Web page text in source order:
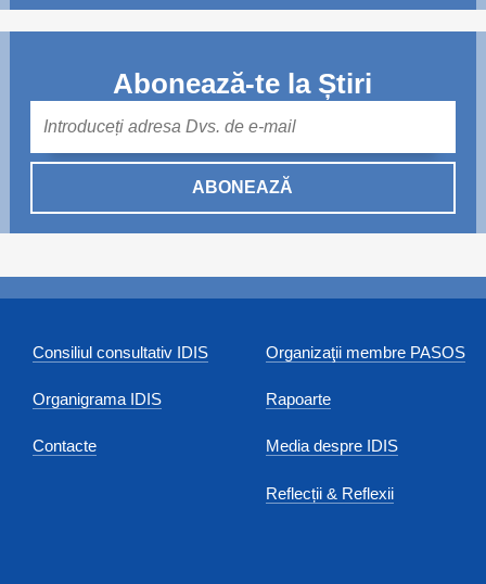
Abonează-te la Știri
ABONEAZĂ
Consiliul consultativ IDIS
Organigrama IDIS
Contacte
Organizaţii membre PASOS
Rapoarte
Media despre IDIS
Reflecții & Reflexii